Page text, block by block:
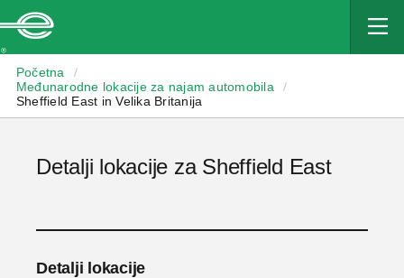
Početna
/
Međunarodne lokacije za najam automobila
/
Sheffield East in Velika Britanija
Detalji lokacije za Sheffield East
Detalji lokacije